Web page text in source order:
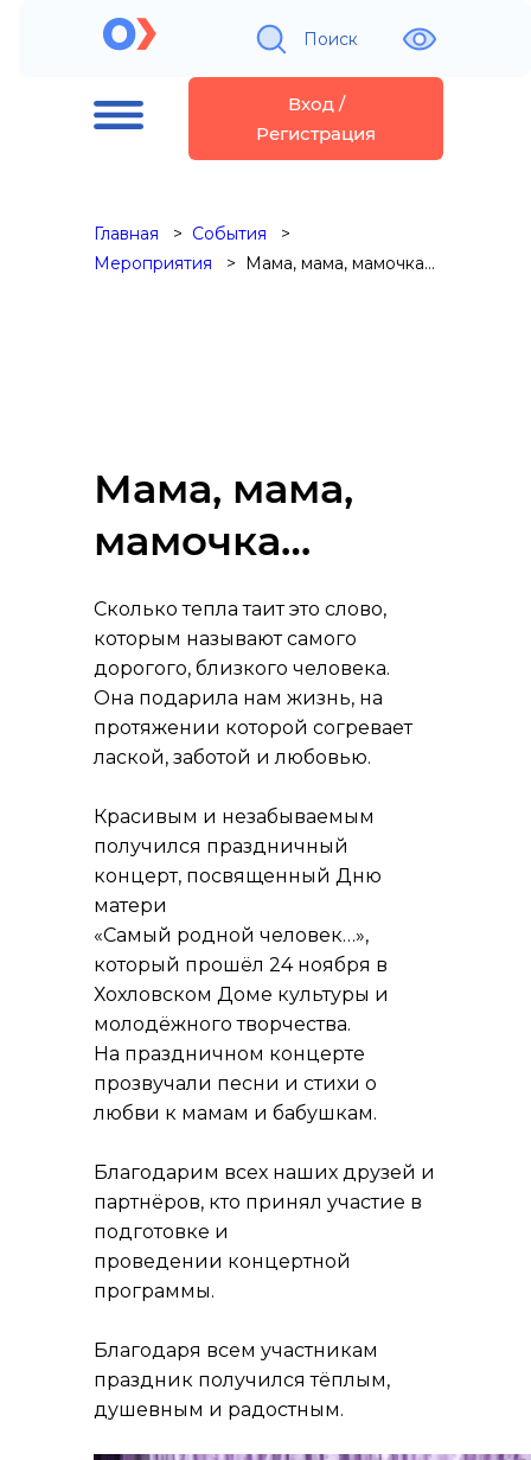
Поиск
Вход /
Регистрация
Главная
События
Мероприятия
Мама, мама, мамочка…
Мама, мама,
мамочка…
Сколько тепла таит это слово,
которым называют самого
дорогого, близкого человека.
Она подарила нам жизнь, на
протяжении которой согревает
лаской, заботой и любовью.
Красивым и незабываемым
получился праздничный
концерт, посвященный Дню
матери
«Самый родной человек…»,
который прошёл 24 ноября в
Хохловском Доме культуры и
молодёжного творчества.
На праздничном концерте
прозвучали песни и стихи о
любви к мамам и бабушкам.
Благодарим всех наших друзей и
партнёров, кто принял участие в
подготовке и
проведении концертной
программы.
Благодаря всем участникам
праздник получился тёплым,
душевным и радостным.